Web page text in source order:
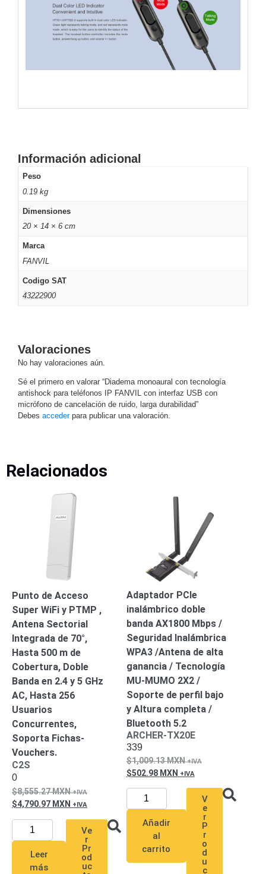
Directa
Servidores
/
(HDD)Memorias
SDServidores
Aplicación
de Estado
Sólido
(SSD)
Software
VMS y
Analíticas
EPCOM
Cloud
Cams y
Body
AccesoriosBody
Cams
(Portátiles)Cámaras
e
Interfonos
Accesorios
Analógicos
IP
Información adicional
Peso
0.19 kg
Dimensiones
20 × 14 × 6 cm
Marca
FANVIL
Codigo SAT
43222900
Valoraciones
No hay valoraciones aún.
Sé el primero en valorar “Diadema monoaural con tecnología
antishock para teléfonos IP FANVIL con interfaz USB con
micrófono de cancelación de ruido, larga durabilidad”
Debes accederpara publicar una valoración.
Relacionados
Punto de Acceso
Super WiFi y PTMP ,
Antena Sectorial
Integrada de 70°,
Hasta 500 m de
Cobertura, Doble
Banda en 2.4 y 5 GHz
AC, Hasta 256
Usuarios
Concurrentes,
Soporta Fichas-
Vouchers.
C2S
0
8,555.27MXN
4,790.97 MXN
Leer
más
Ve
r
Pr
od
uc
Adaptador PCIe
inalámbrico doble
banda AX1800 Mbps /
Seguridad Inalámbrica
WPA3 /Antena de alta
ganancia / Tecnología
MU-MUMO 2X2 /
Soporte de perfil bajo
y Altura completa /
Bluetooth 5.2
ARCHER-TX20E
339
1,009.13MXN
502.98 MXN
Añadir
al
carrito
V
e
r
P
r
o
d
u
c